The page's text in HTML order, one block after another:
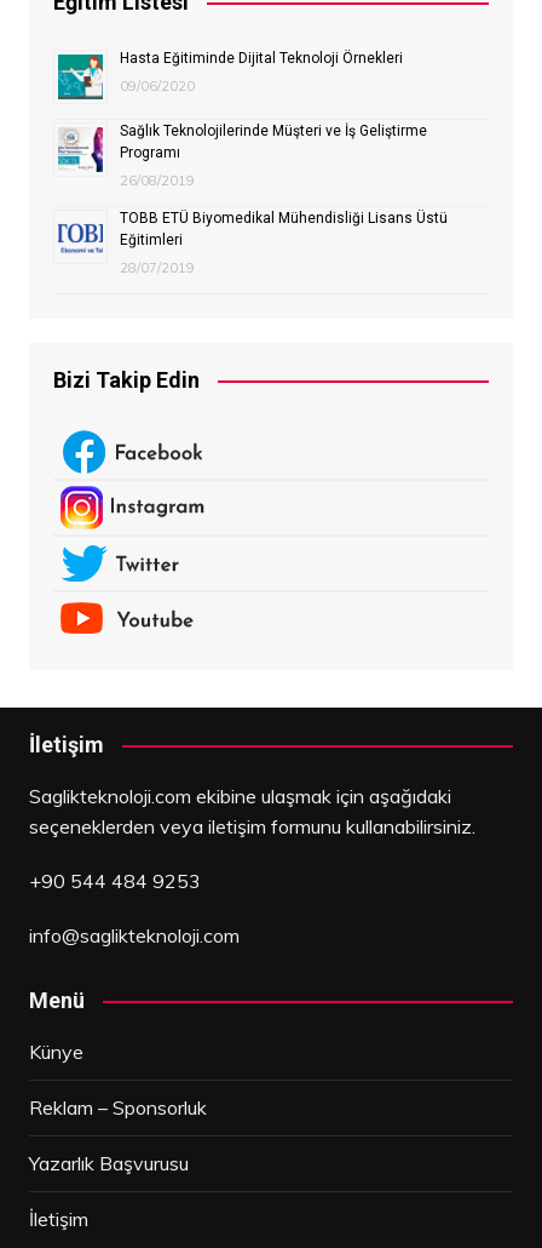
Hasta Eğitiminde Dijital Teknoloji Örnekleri
09/06/2020
Sağlık Teknolojilerinde Müşteri ve İş Geliştirme
Programı
26/08/2019
TOBB ETÜ Biyomedikal Mühendisliği Lisans Üstü
Eğitimleri
28/07/2019
Bizi Takip Edin
İletişim
Saglikteknoloji.com ekibine ulaşmak için aşağıdaki
seçeneklerden veya iletişim formunu kullanabilirsiniz.
+90 544 484 9253
info@saglikteknoloji.com
Menü
Künye
Reklam – Sponsorluk
Yazarlık Başvurusu
İletişim